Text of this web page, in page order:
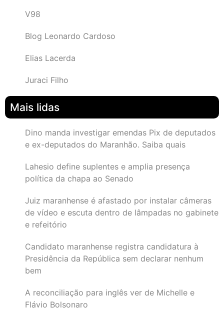
V98
Blog Leonardo Cardoso
Elias Lacerda
Juraci Filho
Mais lidas
Dino manda investigar emendas Pix de deputados
e ex-deputados do Maranhão. Saiba quais
Lahesio define suplentes e amplia presença
política da chapa ao Senado
Juiz maranhense é afastado por instalar câmeras
de vídeo e escuta dentro de lâmpadas no gabinete
e refeitório
Candidato maranhense registra candidatura à
Presidência da República sem declarar nenhum
bem
A reconciliação para inglês ver de Michelle e
Flávio Bolsonaro